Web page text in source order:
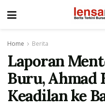
Home Berita
Laporan
Buru, Ahmad
Keadilan ke